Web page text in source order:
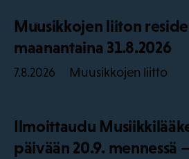
Muusikkojen liiton
maanantaina 31.8.2026
7.8.2026 Muusikkojen liitto
Ilmoittaudu
päivään 20.9. mennessä